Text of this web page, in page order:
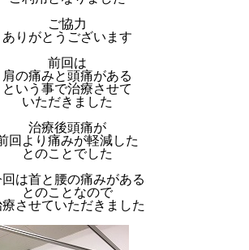
ご協力
ありがとうございます
前回は
肩の痛みと頭痛がある
という事で治療させて
いただきました
治療後頭痛が
回より痛みが軽減した
とのことでした
回は首と腰の痛みがある
とのことなので
療させていただきました